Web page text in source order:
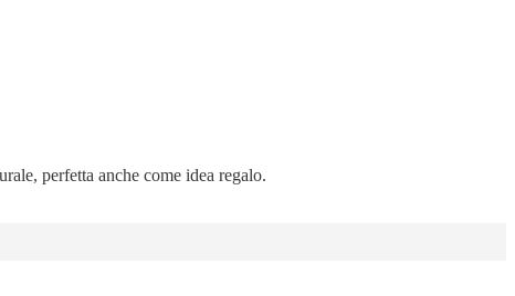
perfetta anche come idea regalo.